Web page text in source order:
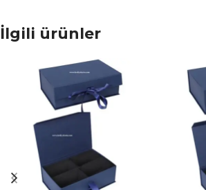
İlgili ürünler